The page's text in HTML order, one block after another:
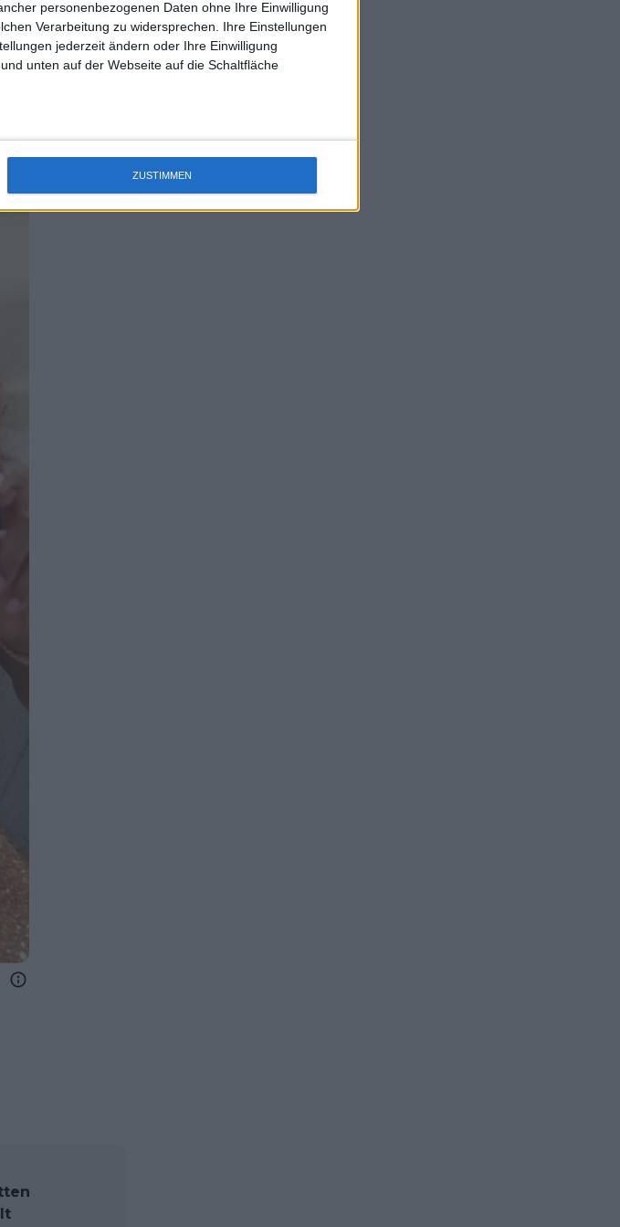
personenbezogenen Daten ohne Ihre Einwilligung
Verarbeitung zu widersprechen. Ihre Einstellungen
jederzeit ändern oder Ihre Einwilligung
unten auf der Webseite auf die Schaltfläche
ZUSTIMMEN
uss J-L-Struff wahrscheinlich morge 3 Spiele absolvieren (2.
mal Einzel 1x Doppel) dank der hervorragenden Unterstützung
des Kommentators für F-A-A